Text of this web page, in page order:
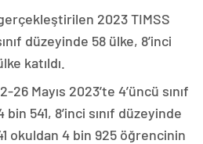
2023 TIMSS
düzeyinde 58 ülke, 8’inci
katıldı.
Mayıs 2023’te 4’üncü sınıf
541, 8’inci sınıf düzeyinde
okuldan 4 bin 925 öğrencinin